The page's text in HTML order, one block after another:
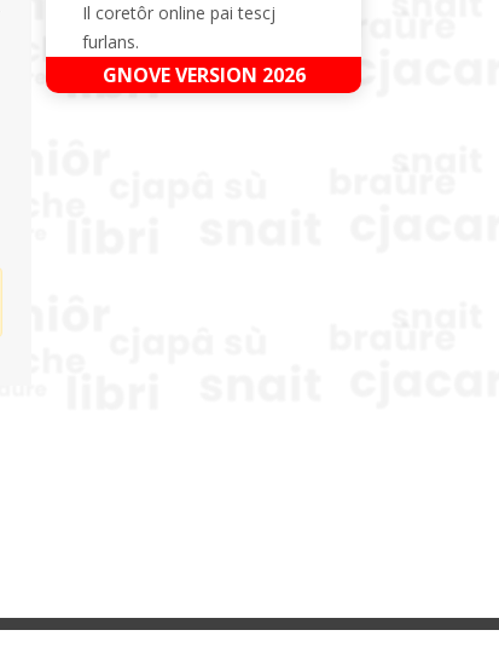
Il coretôr online pai tescj
furlans.
GNOVE VERSION 2026